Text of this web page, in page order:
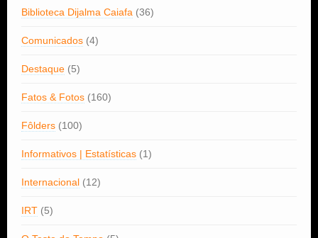
Biblioteca Dijalma Caiafa (36)
Comunicados (4)
Destaque (5)
Fatos & Fotos (160)
Fôlders (100)
Informativos | Estatísticas (1)
Internacional (12)
IRT (5)